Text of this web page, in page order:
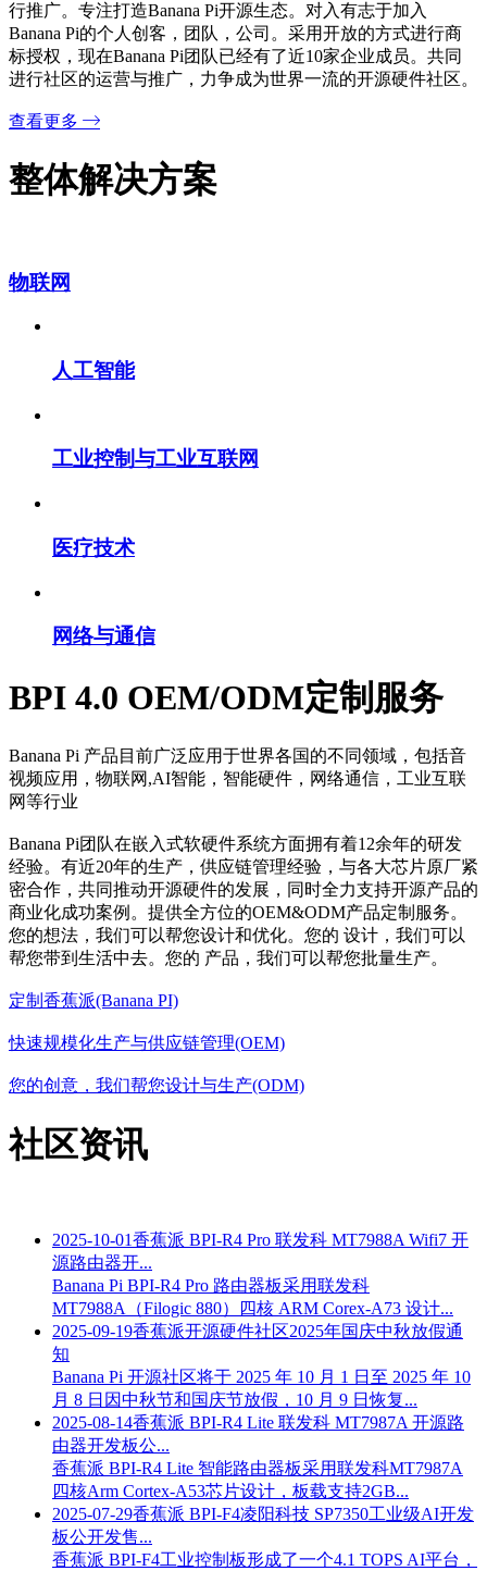
行推广。专注打造Banana Pi开源生态。对入有志于加入
Banana Pi的个人创客，团队，公司。采用开放的方式进行商
标授权，现在Banana Pi团队已经有了近10家企业成员。共同
进行社区的运营与推广，力争成为世界一流的开源硬件社区。
查看更多
整体解决方案
物联网
人工智能
工业控制与工业互联网
医疗技术
网络与通信
BPI 4.0 OEM/ODM定制服务
Banana Pi 产品目前广泛应用于世界各国的不同领域，包括音
视频应用，物联网,AI智能，智能硬件，网络通信，工业互联
网等行业
Banana Pi团队在嵌入式软硬件系统方面拥有着12余年的研发
经验。有近20年的生产，供应链管理经验，与各大芯片原厂紧
密合作，共同推动开源硬件的发展，同时全力支持开源产品的
商业化成功案例。提供全方位的OEM&ODM产品定制服务。
您的想法，我们可以帮您设计和优化。您的 设计，我们可以
帮您带到生活中去。您的 产品，我们可以帮您批量生产。
定制香蕉派(Banana PI)
快速规模化生产与供应链管理(OEM)
您的创意，我们帮您设计与生产(ODM)
社区资讯
2025-10-01香蕉派 BPI-R4 Pro 联发科 MT7988A Wifi7 开
源路由器开...
Banana Pi BPI-R4 Pro 路由器板采用联发科
MT7988A（Filogic 880）四核 ARM Corex-A73 设计...
2025-09-19香蕉派开源硬件社区2025年国庆中秋放假通
知
Banana Pi 开源社区将于 2025 年 10 月 1 日至 2025 年 10
月 8 日因中秋节和国庆节放假，10 月 9 日恢复...
2025-08-14香蕉派 BPI-R4 Lite 联发科 MT7987A 开源路
由器开发板公...
香蕉派 BPI-R4 Lite 智能路由器板采用联发科MT7987A
四核Arm Cortex-A53芯片设计，板载支持2GB...
2025-07-29香蕉派 BPI-F4凌阳科技 SP7350工业级AI开发
板公开发售...
香蕉派 BPI-F4工业控制板形成了一个4.1 TOPS AI平台，